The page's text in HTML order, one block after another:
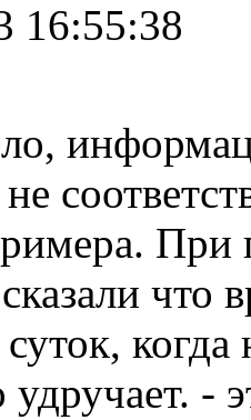
16:55:38
При
что
-